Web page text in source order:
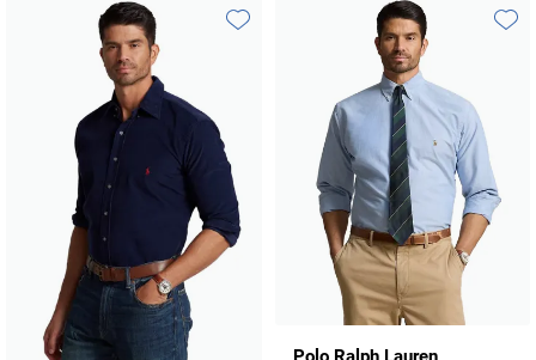
Toevoegen aan favorieten